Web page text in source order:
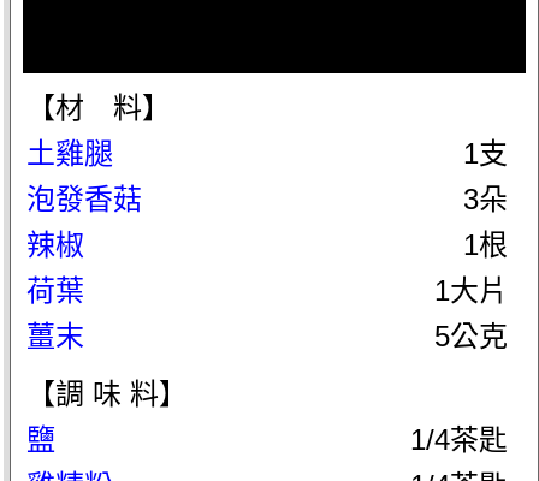
【材 料】
土雞腿
1支
泡發香菇
3朵
辣椒
1根
荷葉
1大片
薑末
5公克
【調 味 料】
鹽
1/4茶匙